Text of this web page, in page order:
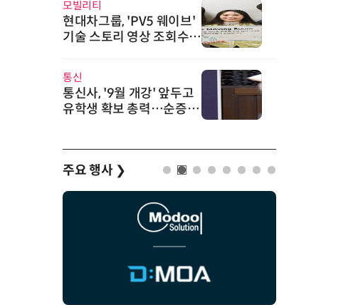
모빌리티
현대차그룹, 'PV5 웨이브'
기술 스토리 영상 조회수 1
통신
통신사, '9월 개강' 앞두고
유학생 확보 총력…순증 경
주요 행사 ❯